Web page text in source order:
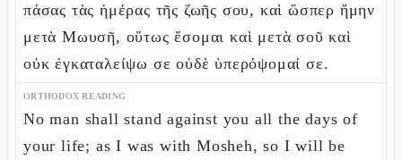
πάσας τὰς ἡμέρας τῆς ζωῆς σου, καὶ ὥσπερ ἤμην
μετὰ Μωυσῆ, οὕτως ἔσομαι καὶ μετὰ σοῦ καὶ
οὐκ ἐγκαταλείψω σε οὐδὲ ὑπερόψομαί σε.
ORTHODOX READING
No man shall stand against you all the days of
your life; as I was with Mosheh, so I will be